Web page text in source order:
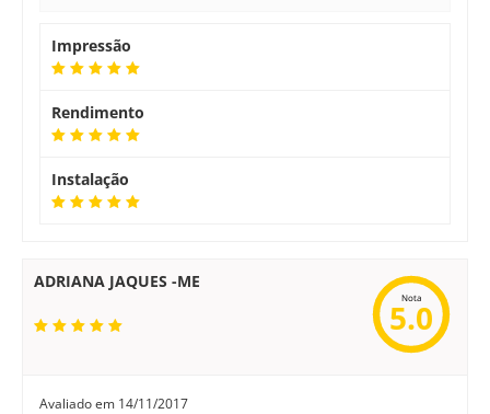
Impressão
Rendimento
Instalação
ADRIANA JAQUES -ME
Nota
5.0
Avaliado em 14/11/2017